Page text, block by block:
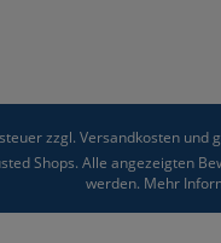
zzgl. Versandkostenund
Shops. Alle angezeigten
werden. Mehr